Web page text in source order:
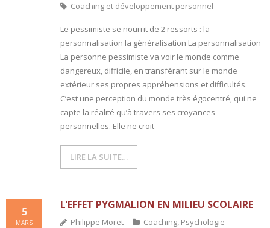
Coaching et développement personnel
Le pessimiste se nourrit de 2 ressorts : la
personnalisation la généralisation La personnalisation
La personne pessimiste va voir le monde comme
dangereux, difficile, en transférant sur le monde
extérieur ses propres appréhensions et difficultés.
C’est une perception du monde très égocentré, qui ne
capte la réalité qu’à travers ses croyances
personnelles. Elle ne croit
LIRE LA SUITE…
L’EFFET PYGMALION EN MILIEU SCOLAIRE
5
MARS Philippe Moret Coaching, Psychologie